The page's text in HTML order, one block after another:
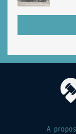
A